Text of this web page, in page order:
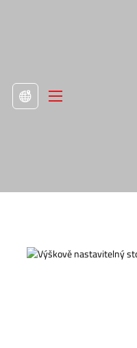
Výškově nastavitelný